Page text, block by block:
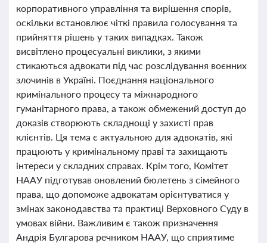
корпоративного управління та вирішення спорів,
оскільки встановлює чіткі правила голосування та
прийняття рішень у таких випадках. Також
висвітлено процесуальні виклики, з якими
стикаються адвокати під час розслідування воєнних
злочинів в Україні. Поєднання національного
кримінального процесу та міжнародного
гуманітарного права, а також обмежений доступ до
доказів створюють складнощі у захисті прав
клієнтів. Ця тема є актуальною для адвокатів, які
працюють у кримінальному праві та захищають
інтереси у складних справах. Крім того, Комітет
НААУ підготував оновлений бюлетень з сімейного
права, що допоможе адвокатам орієнтуватися у
змінах законодавства та практиці Верховного Суду в
умовах війни. Важливим є також призначення
Андрія Булгарова речником НААУ, що сприятиме